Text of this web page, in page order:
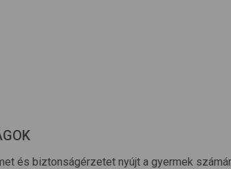
és biztonságérzetet nyújt a gyermek